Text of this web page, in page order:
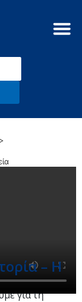
– Η
για τη